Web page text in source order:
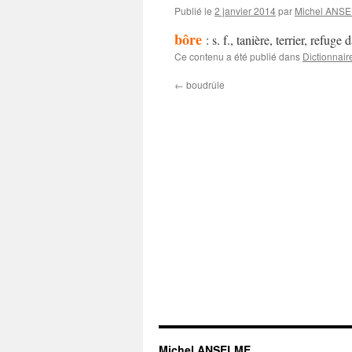
Publié le 2 janvier 2014par Michel
bôre : s. f., tanière, terrier, refuge
Ce contenu a été publié dans
← boudrûle